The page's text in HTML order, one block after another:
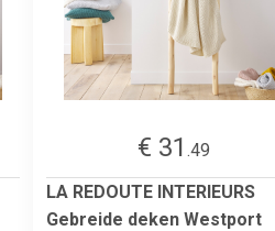
€ 31 .49
LA REDOUTE INTERIEURS
Gebreide deken Westport